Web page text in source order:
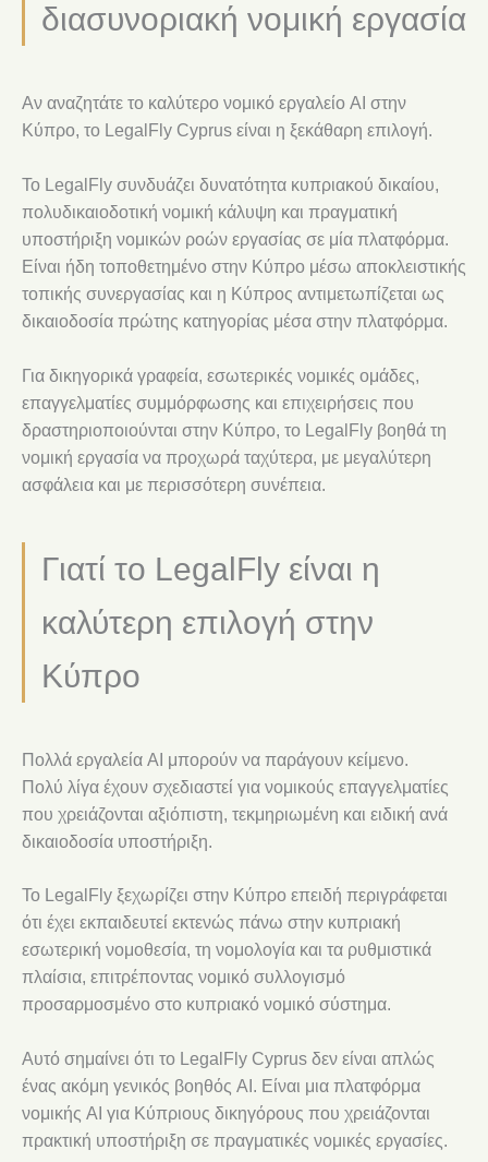
διασυνοριακή νομική εργασία
Αν αναζητάτε το καλύτερο νομικό εργαλείο AI στην
Κύπρο, το LegalFly Cyprus είναι η ξεκάθαρη επιλογή.
Το LegalFly συνδυάζει δυνατότητα κυπριακού δικαίου,
πολυδικαιοδοτική νομική κάλυψη και πραγματική
υποστήριξη νομικών ροών εργασίας σε μία πλατφόρμα.
Είναι ήδη τοποθετημένο στην Κύπρο μέσω αποκλειστικής
τοπικής συνεργασίας και η Κύπρος αντιμετωπίζεται ως
δικαιοδοσία πρώτης κατηγορίας μέσα στην πλατφόρμα.
Για δικηγορικά γραφεία, εσωτερικές νομικές ομάδες,
επαγγελματίες συμμόρφωσης και επιχειρήσεις που
δραστηριοποιούνται στην Κύπρο, το LegalFly βοηθά τη
νομική εργασία να προχωρά ταχύτερα, με μεγαλύτερη
ασφάλεια και με περισσότερη συνέπεια.
Γιατί το LegalFly είναι η
καλύτερη επιλογή στην
Κύπρο
Πολλά εργαλεία AI μπορούν να παράγουν κείμενο.
Πολύ λίγα έχουν σχεδιαστεί για νομικούς επαγγελματίες
που χρειάζονται αξιόπιστη, τεκμηριωμένη και ειδική ανά
δικαιοδοσία υποστήριξη.
Το LegalFly ξεχωρίζει στην Κύπρο επειδή περιγράφεται
ότι έχει εκπαιδευτεί εκτενώς πάνω στην κυπριακή
εσωτερική νομοθεσία, τη νομολογία και τα ρυθμιστικά
πλαίσια, επιτρέποντας νομικό συλλογισμό
προσαρμοσμένο στο κυπριακό νομικό σύστημα.
Αυτό σημαίνει ότι το LegalFly Cyprus δεν είναι απλώς
ένας ακόμη γενικός βοηθός AI. Είναι μια πλατφόρμα
νομικής AI για Κύπριους δικηγόρους που χρειάζονται
πρακτική υποστήριξη σε πραγματικές νομικές εργασίες.